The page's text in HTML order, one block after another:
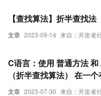
文章 2023-09-14 来自：开发者
【查找算法】折半查找法
文章 2023-07-30 来自：开发者
C语言：使用 普通方法
（折半查找算法） 在一
具体的某个数字n-2